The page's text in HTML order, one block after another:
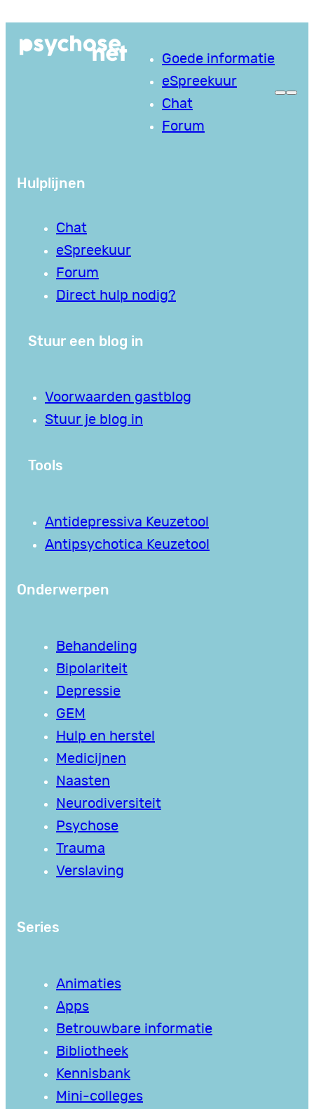
naar
Goede informatie
eSpreekuur
Chat
Forum
Hulplijnen
Chat
eSpreekuur
Forum
Direct hulp nodig?
Stuur een blog in
Voorwaarden gastblog
Stuur je blog in
Tools
Antidepressiva Keuzetool
Antipsychotica Keuzetool
Onderwerpen
Behandeling
Bipolariteit
Depressie
GEM
Hulp en herstel
Medicijnen
Naasten
Neurodiversiteit
Psychose
Trauma
Verslaving
Series
Animaties
Apps
Betrouwbare informatie
Bibliotheek
Kennisbank
Mini-colleges